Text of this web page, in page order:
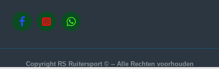
Copyright RS Ruitersport © -- Alle Rechten voorhouden